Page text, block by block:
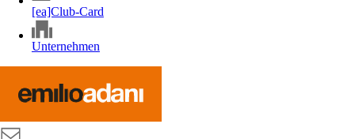
[ea]Club-Card
Unternehmen